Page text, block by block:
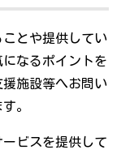
とや提供してい
なるポイントを
施設等へお問い
。
ビスを提供して